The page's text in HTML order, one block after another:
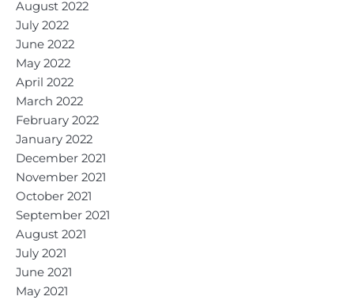
August 2022
July 2022
June 2022
May 2022
April 2022
March 2022
February 2022
January 2022
December 2021
November 2021
October 2021
September 2021
August 2021
July 2021
June 2021
May 2021